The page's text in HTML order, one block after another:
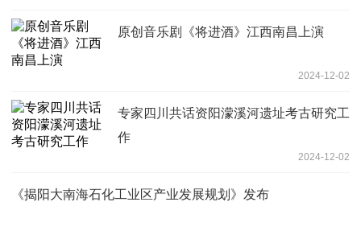
原创音乐剧《将进酒》江西南昌上演
2024-12-02
专家四川共话资阳濛溪河遗址考古研究工
作
2024-12-02
《揭阳大南海石化工业区产业发展规划》发布